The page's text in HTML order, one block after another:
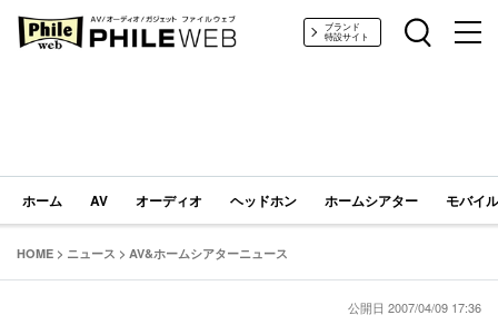
PHILE WEB｜AV/オーディオ/ガジェットブランド
特設サイト
ホーム AV オーディオ ヘッドホン ホームシアター モバイ
HOME > ニュース > AV&ホームシアターニュース
公開日 2007/04/09 17:36